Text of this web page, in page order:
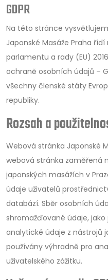
GDPR
Na této stránce
Japonské Masáže Praha
parlamentu a rady (EU)
ochraně osobních údajů –
všechny členské státy
republiky.
Rozsah a
Webová stránka Japonské
webová stránka zaměřená
japonských masážích v
údaje uživatelů
databází. Sběr osobních
shromažďované údaje,
analytické údaje z nástrojů
používány výhradně pro
uživatelského zážitku.